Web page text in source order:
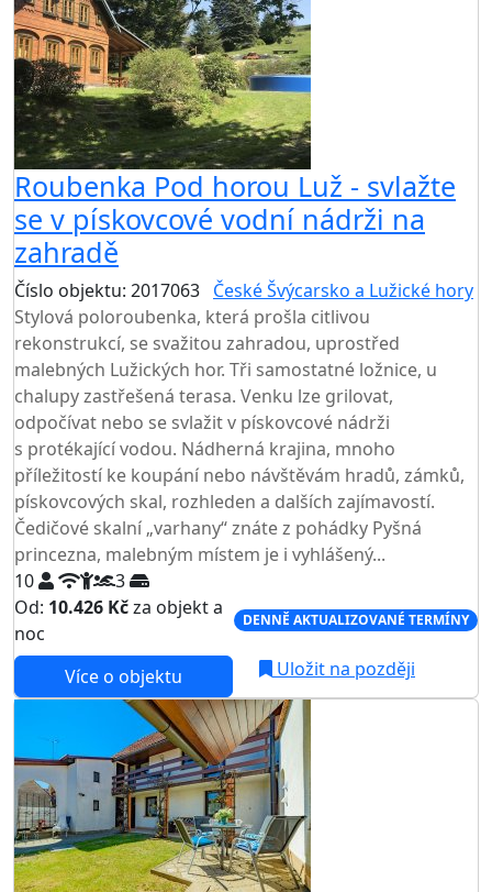
Roubenka Pod horou Luž - svlažte
se v pískovcové vodní nádrži na
zahradě
Číslo objektu: 2017063 České Švýcarsko a Lužické hory
Stylová poloroubenka, která prošla citlivou
rekonstrukcí, se svažitou zahradou, uprostřed
malebných Lužických hor. Tři samostatné ložnice, u
chalupy zastřešená terasa. Venku lze grilovat,
odpočívat nebo se svlažit v pískovcové nádrži
s protékající vodou. Nádherná krajina, mnoho
příležitostí ke koupání nebo návštěvám hradů, zámků,
pískovcových skal, rozhleden a dalších zajímavostí.
Čedičové skalní „varhany“ znáte z pohádky Pyšná
princezna, malebným místem je i vyhlášený...
10
3
Od: 10.426 Kčza objekt a
noc
DENNĚ AKTUALIZOVANÉ TERMÍNY
Více o objektu Uložit na později